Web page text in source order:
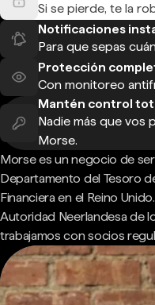
Si se pierde, te la
Notificaciones
Para que sepas
Protección
Con monitoreo
Mantén control
Nadie más que vos
Morse.
Morse es un negocio de
Departamento del Tesoro
Financiera en el Reino
Autoridad Neerlandesa de
trabajamos con socios